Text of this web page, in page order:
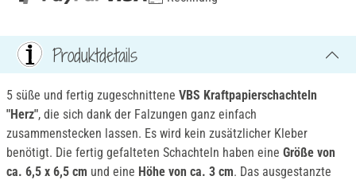
Produktdetails
5 süße und fertig zugeschnittene VBS Kraftpapierschachteln
"Herz", die sich dank der Falzungen ganz einfach
zusammenstecken lassen. Es wird kein zusätzlicher Kleber
benötigt. Die fertig gefalteten Schachteln haben eine Größe von
ca. 6,5 x 6,5 cm und eine Höhe von ca. 3 cm. Das ausgestanzte